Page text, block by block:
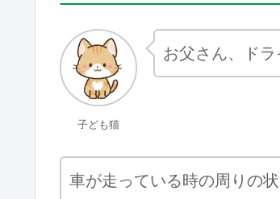
子ども猫
お父さん、ド
車が走っている時の周りの